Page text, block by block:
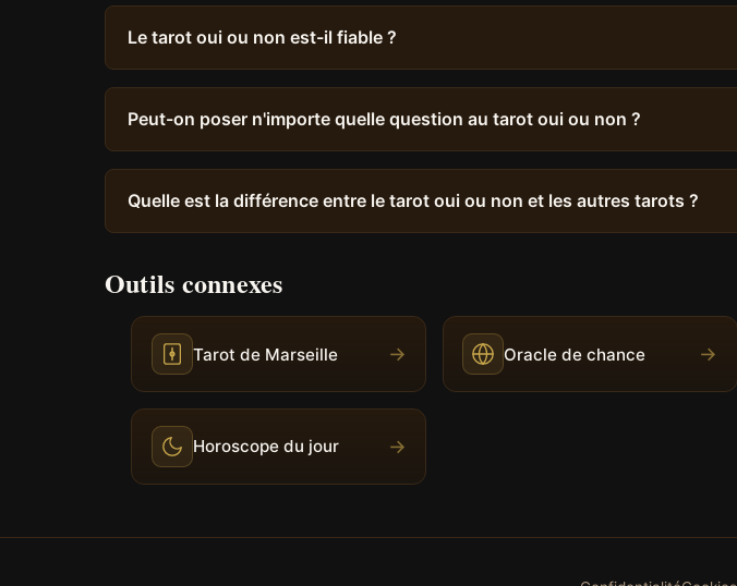
Le tarot oui ou non est-il fiable ?
Peut-on poser n'importe quelle question au tarot oui ou non ?
Quelle est la différence entre le tarot oui ou non et les autres tarots ?
Outils connexes
Tarot de Marseille → Oracle de chance →
Horoscope du jour →